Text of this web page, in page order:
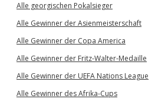
Alle georgischen Pokalsieger
Alle Gewinner der Asienmeisterschaft
Alle Gewinner der Copa America
Alle Gewinner der Fritz-Walter-Medaille
Alle Gewinner der UEFA Nations League
Alle Gewinner des Afrika-Cups